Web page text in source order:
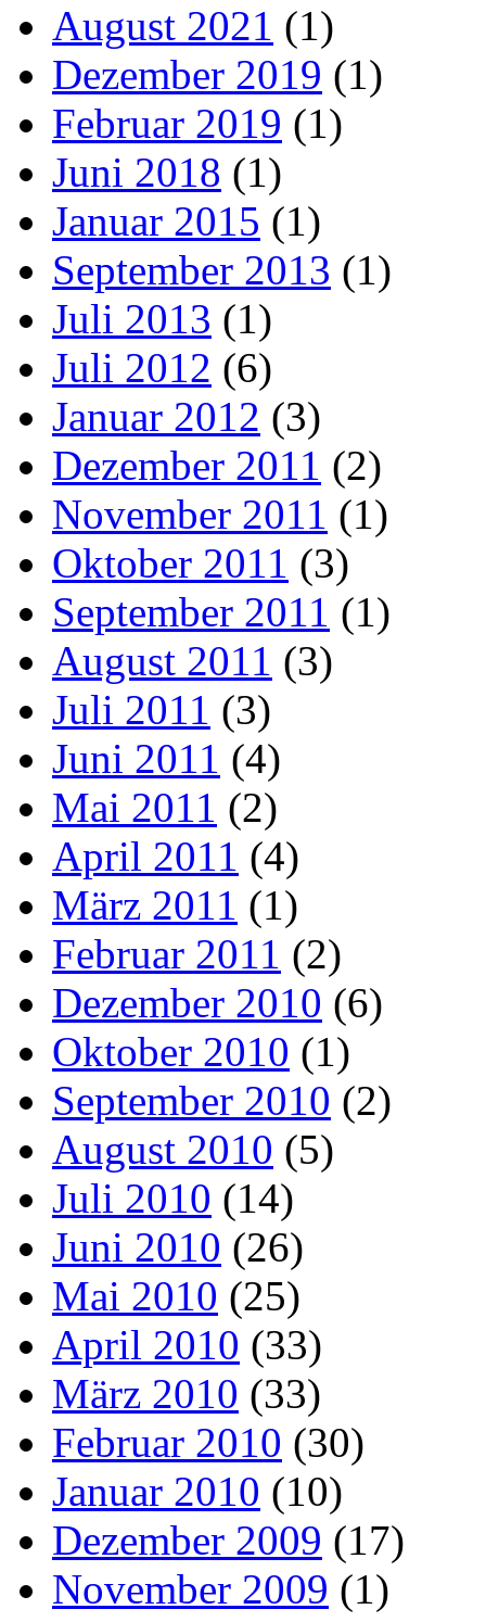
August 2021 (1)
Dezember 2019 (1)
Februar 2019 (1)
Juni 2018 (1)
Januar 2015 (1)
September 2013 (1)
Juli 2013 (1)
Juli 2012 (6)
Januar 2012 (3)
Dezember 2011 (2)
November 2011 (1)
Oktober 2011 (3)
September 2011 (1)
August 2011 (3)
Juli 2011 (3)
Juni 2011 (4)
Mai 2011 (2)
April 2011 (4)
März 2011 (1)
Februar 2011 (2)
Dezember 2010 (6)
Oktober 2010 (1)
September 2010 (2)
August 2010 (5)
Juli 2010 (14)
Juni 2010 (26)
Mai 2010 (25)
April 2010 (33)
März 2010 (33)
Februar 2010 (30)
Januar 2010 (10)
Dezember 2009 (17)
November 2009 (1)